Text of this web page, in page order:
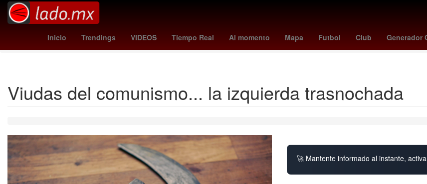
Inicio Trendings VIDEOS Tiempo Real Al momento Mapa Futbol Club Generador
Argentina Denuncia 26 de marzo mallorca vs Temporada cruzeiro - chapecoense presidente de la suprema
Viudas del comunismo... la izquierda trasnochada
🚀 Mantente informado al instante,